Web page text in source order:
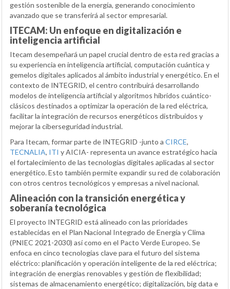
gestión sostenible de la energía, generando conocimiento
avanzado que se transferirá al sector empresarial.
ITECAM: Un enfoque en digitalización e
inteligencia artificial
Itecam desempeñará un papel crucial dentro de esta red gracias a
su experiencia en inteligencia artificial, computación cuántica y
gemelos digitales aplicados al ámbito industrial y energético. En el
contexto de INTEGRID, el centro contribuirá desarrollando
modelos de inteligencia artificial y algoritmos híbridos cuántico-
clásicos destinados a optimizar la operación de la red eléctrica,
facilitar la integración de recursos energéticos distribuidos y
mejorar la ciberseguridad industrial.
Para Itecam, formar parte de INTEGRID -junto a CIRCE,
TECNALIA, ITI y AICIA- representa un avance estratégico hacia
el fortalecimiento de las tecnologías digitales aplicadas al sector
energético. Esto también permite expandir su red de colaboración
con otros centros tecnológicos y empresas a nivel nacional.
Alineación con la transición energética y
soberanía tecnológica
El proyecto INTEGRID está alineado con las prioridades
establecidas en el Plan Nacional Integrado de Energía y Clima
(PNIEC 2021-2030) así como en el Pacto Verde Europeo. Se
enfoca en cinco tecnologías clave para el futuro del sistema
eléctrico: planificación y operación inteligente de la red eléctrica;
integración de energías renovables y gestión de flexibilidad;
sistemas de almacenamiento energético; digitalización, big data e